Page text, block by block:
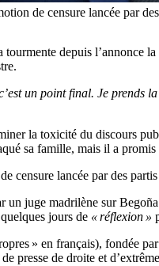
de censure lancée par
depuis l’annonce
un point final. Je
la toxicité du discours
sa famille, mais il a
censure lancée par des
un juge madrilène sur
jours de « réflexion »
» en français), fondée
presse de droite et